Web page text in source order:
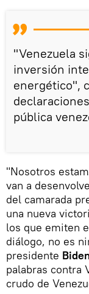
"Venezuela
inversión
energético",
pública
"Nosotros
van a
del camarada
una nueva
los que emiten
diálogo, no es
presidente
palabras contra
crudo de